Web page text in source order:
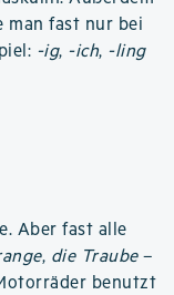
man fast nur bei
-ig, -ich, -ling
Aber fast alle
, die Traube–
benutzt